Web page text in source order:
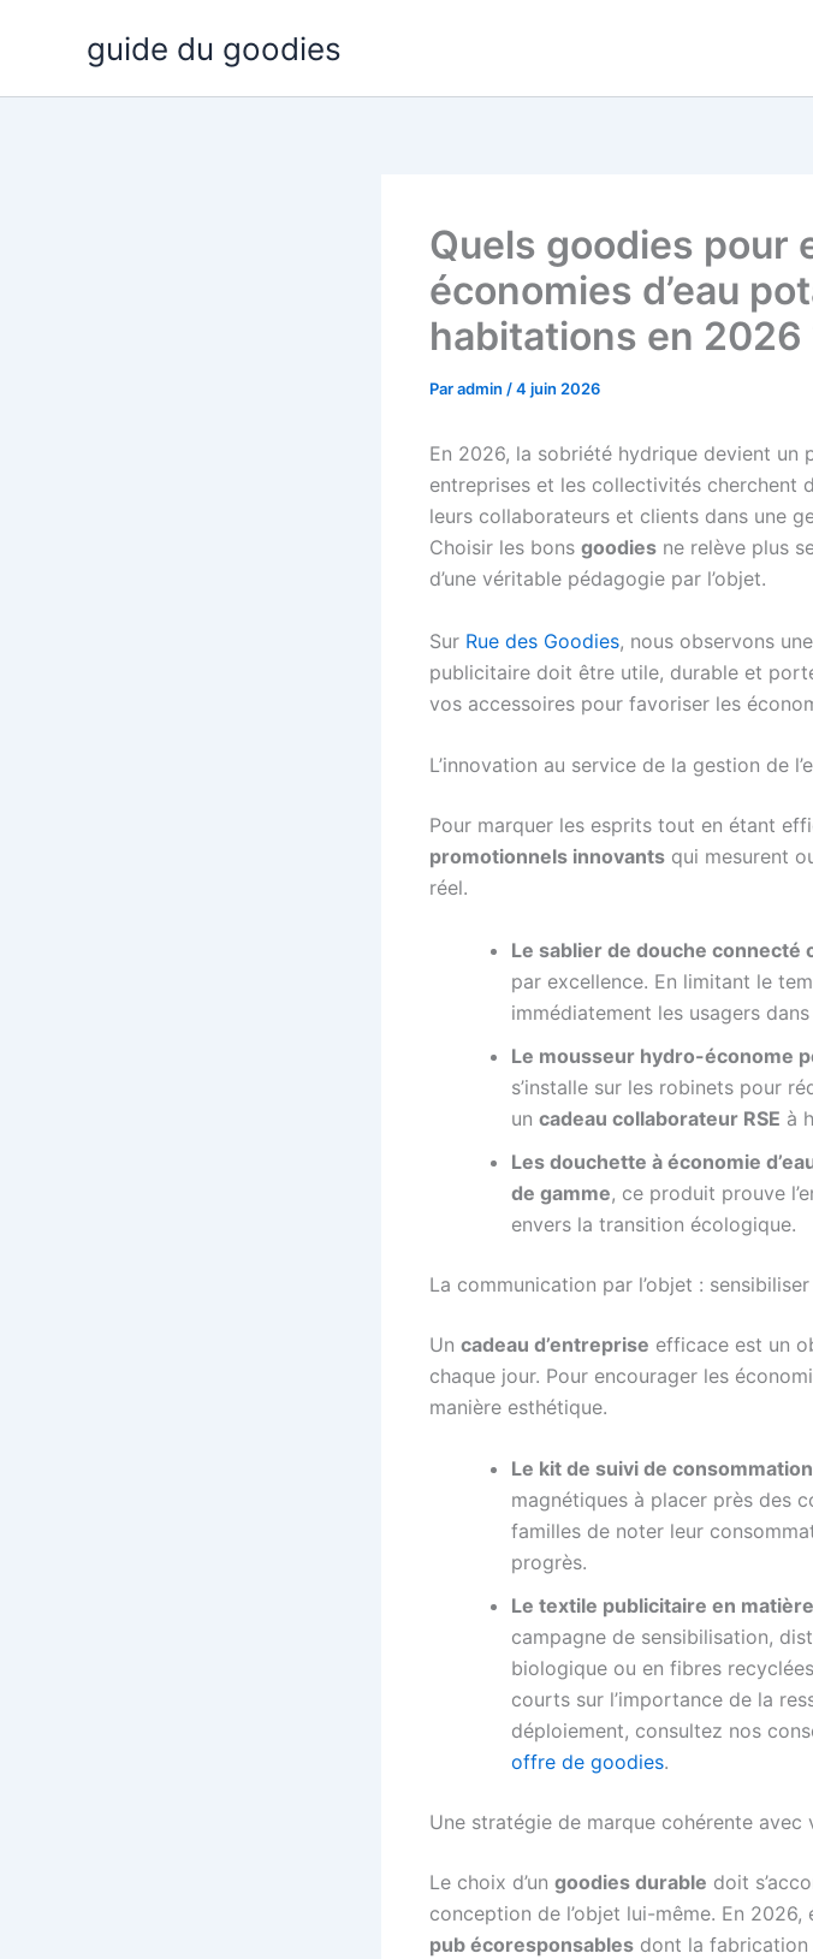
guide du goodies
Quels goodies pour
économies d’eau
habitations en 2026
Paradmin /4 juin 2026
En 2026, la sobriété hydrique devient un
entreprises et les collectivités cherchent
leurs collaborateurs et clients dans une
Choisir les bons goodies ne relève plus
d’une véritable pédagogie par l’objet.
Sur Rue des Goodies, nous observons
publicitaire doit être utile, durable et
vos accessoires pour favoriser les
L’innovation au service de la gestion de
Pour marquer les esprits tout en étant
promotionnels innovants qui mesurent
réel.
Le sablier de douche connecté
par excellence. En limitant le
immédiatement les usagers
Le mousseur hydro-économe
s’installe sur les robinets pour
un cadeau collaborateur RSE à
Les douchette à économie
de gamme, ce produit prouve
envers la transition écologique.
La communication par l’objet :
Un cadeau d’entreprise efficace est un
chaque jour. Pour encourager les
manière esthétique.
Le kit de suivi de
magnétiques à placer près des
familles de noter leur
progrès.
Le textile publicitaire en
campagne de sensibilisation,
biologique ou en fibres
courts sur l’importance de la
déploiement, consultez nos
offre de goodies.
Une stratégie de marque cohérente avec
Le choix d’un goodies durable doit
conception de l’objet lui-même. En
pub écoresponsables dont la fabrication